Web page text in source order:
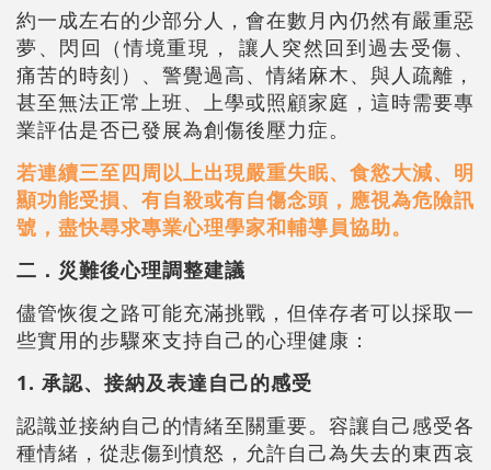
約一成左右的少部分人，會在數月內仍然有嚴重惡
夢、閃回（情境重現， 讓人突然回到過去受傷、
痛苦的時刻）、警覺過高、情緒麻木、與人疏離，
甚至無法正常上班、上學或照顧家庭，這時需要專
業評估是否已發展為創傷後壓力症。
若連續三至四周以上出現嚴重失眠、食慾大減、明
顯功能受損、有自殺或有自傷念頭，應視為危險訊
號，盡快尋求專業心理學家和輔導員協助。
二．災難後心理調整建議
儘管恢復之路可能充滿挑戰，但倖存者可以採取一
些實用的步驟來支持自己的心理健康：
1. 承認、接納及表達自己的感受
認識並接納自己的情緒至關重要。容讓自己感受各
種情緒，從悲傷到憤怒，允許自己為失去的東西哀